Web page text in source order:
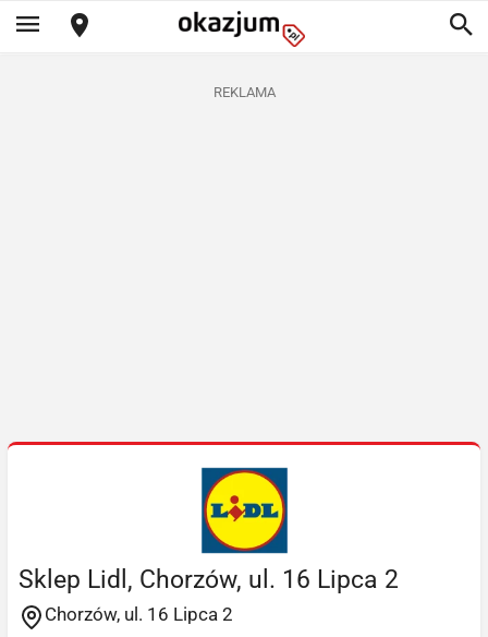
REKLAMA
Sklep Lidl, Chorzów, ul. 16 Lipca 2
Chorzów, ul. 16 Lipca 2